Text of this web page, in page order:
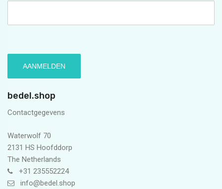
bedel.shop
Contactgegevens
Waterwolf 70
2131 HS Hoofddorp
The Netherlands
+31 235552224
info@bedel.shop